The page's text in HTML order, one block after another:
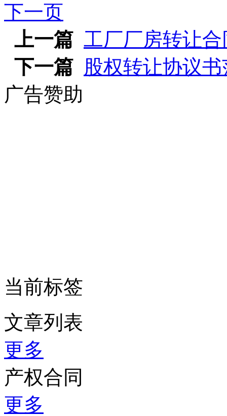
下一页
上一篇 工厂厂房转让
下一篇 股权转让协议
广告赞助
当前标签
文章列表
更多
产权合同
更多